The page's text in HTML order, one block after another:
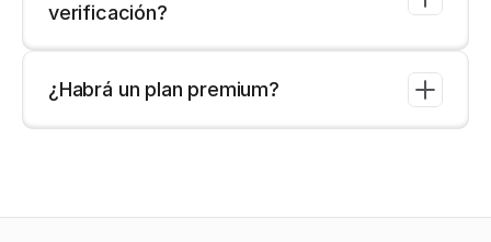
verificación?
¿Habrá un plan premium?